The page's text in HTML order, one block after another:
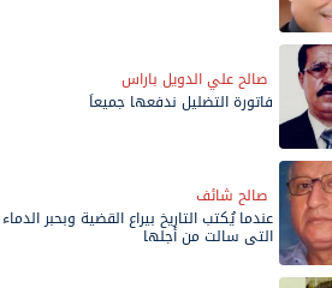
صالح علي الدويل باراس
فاتورة التضليل ندفعها جميعاً
صالح شائف
عندما يُكتب التاريخ بيراع القضية وبحبر الدماء
التي سالت من أجلها